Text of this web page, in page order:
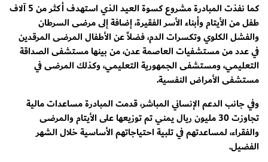
كما نفذت المبادرة مشروع كسوة العيد الذي استهدف أكثر من 5 آلاف
طفل من الأيتام وأبناء الأسر الفقيرة، إضافة إلى مرضى السرطان
والفشل الكلوي وتكسرات الدم، فضلاً عن الأطفال المرضى المرقدين
في عدد من مستشفيات العاصمة عدن، من بينها مستشفى الصداقة
التعليمي، ومستشفى الجمهورية التعليمي، وكذلك المرضى في
مستشفى الأمراض النفسية.
وفي جانب الدعم الإنساني المباشر، قدمت المبادرة مساعدات مالية
تجاوزت 30 مليون ريال يمني تم توزيعها على الأيتام والمرضى
والفقراء، لمساعدتهم في تلبية احتياجاتهم الأساسية خلال الشهر
الفضيل.